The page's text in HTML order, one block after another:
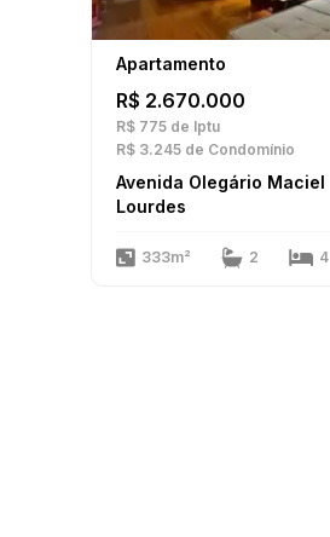
Apartamento
R$ 2.670.000
R$ 775 de Iptu
R$ 3.245 de Condomínio
Avenida Olegário Maciel
Lourdes
333m² 2 4